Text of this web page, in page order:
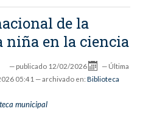
de la
niña en la ciencia
— publicado 12/02/2026 — Última
05:41 — archivado en: Biblioteca
municipal